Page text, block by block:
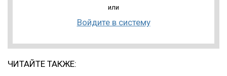
или
Войдите в систему
ЧИТАЙТЕ ТАКЖЕ: